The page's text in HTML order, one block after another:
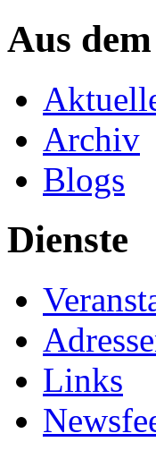
Aus
Archiv
Blogs
Dienste
Links